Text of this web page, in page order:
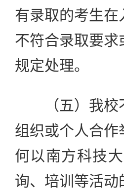
有录取的考生
不符合录取要
规定处理。
（五）我校不
组织或个人合
何以南方科技
询、培训等活